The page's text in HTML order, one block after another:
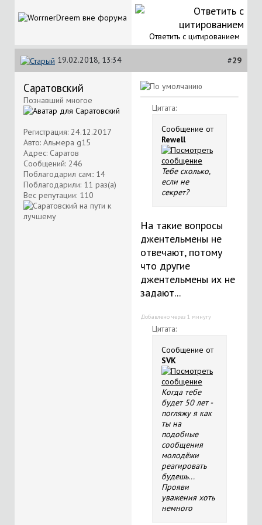
Ответить с цитированием
19.02.2018, 13:34 #29
Саратовский
Познавший многое
Регистрация: 24.12.2017
Авто: Альмера g15
Адрес: Саратов
Сообщений: 246
Поблагодарил сам:: 14
Поблагодарили: 11 раз(а)
Вес репутации: 110
Цитата:
Сообщение от
Rewell
Тебе сколько,
если не
секрет?
На такие вопросы
джентельмены не
отвечают, потому
что другие
джентельмены их не
задают...
Добавлено через 1 минуту
Цитата:
Сообщение от
SVK
Когда тебе
будет 50 лет -
погляжу я как
ты на
подобные
сообщения
молодёжи
реагировать
будешь...
Прояви
уважения хоть
немного